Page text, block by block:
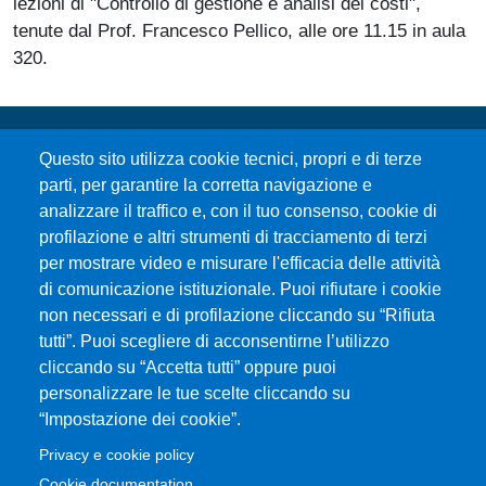
tenute dal Prof. Francesco Pellico, alle ore 11.15 in aula
320.
Questo sito utilizza cookie tecnici, propri e di terze
parti, per garantire la corretta navigazione e
analizzare il traffico e, con il tuo consenso, cookie di
profilazione e altri strumenti di tracciamento di terzi
per mostrare video e misurare l'efficacia delle attività
di comunicazione istituzionale. Puoi rifiutare i cookie
non necessari e di profilazione cliccando su “Rifiuta
tutti”. Puoi scegliere di acconsentirne l’utilizzo
cliccando su “Accetta tutti” oppure puoi
personalizzare le tue scelte cliccando su
“Impostazione dei cookie”.
Privacy e cookie policy
Università degli Studi di Messina
Piazza Pugliatti, 1 - 98122 Messina
Cod. Fiscale 80004070837
P.IVA 00724160833
Centralino: 090 676 1
MENÙ SOCIAL